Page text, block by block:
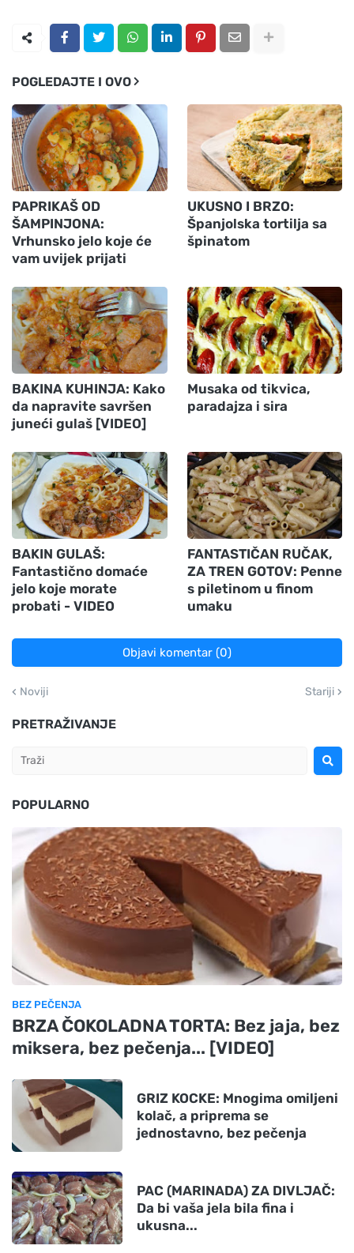
POGLEDAJTE I OVO
PAPRIKAŠ OD
ŠAMPINJONA:
Vrhunsko jelo koje će
vam uvijek prijati
UKUSNO I BRZO:
Španjolska tortilja sa
špinatom
BAKINA KUHINJA: Kako
da napravite savršen
juneći gulaš [VIDEO]
Musaka od tikvica,
paradajza i sira
BAKIN GULAŠ:
Fantastično domaće
jelo koje morate
probati - VIDEO
FANTASTIČAN RUČAK,
ZA TREN GOTOV: Penne
s piletinom u finom
umaku
Objavi komentar (0)
Noviji Stariji
PRETRAŽIVANJE
POPULARNO
BEZ PEČENJA
BRZA ČOKOLADNA TORTA: Bez jaja, bez
miksera, bez pečenja... [VIDEO]
GRIZ KOCKE: Mnogima omiljeni
kolač, a priprema se
jednostavno, bez pečenja
PAC (MARINADA) ZA DIVLJAČ:
Da bi vaša jela bila fina i
ukusna...